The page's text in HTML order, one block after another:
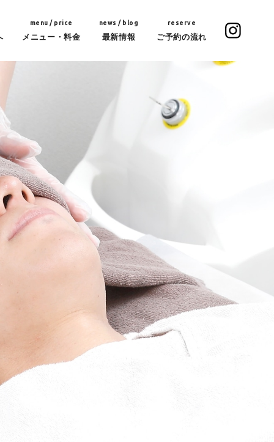
menu / price
メニュー・料金
news / blog
最新情報
reserve
ご予約の流れ